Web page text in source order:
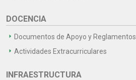
DOCENCIA
Documentos de Apoyo y Reglamentos
Actividades Extracurriculares
INFRAESTRUCTURA